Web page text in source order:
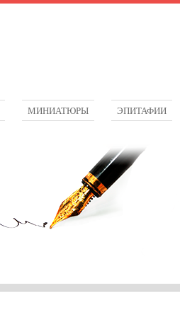
МИНИАТЮРЫ ЭПИТАФИИ